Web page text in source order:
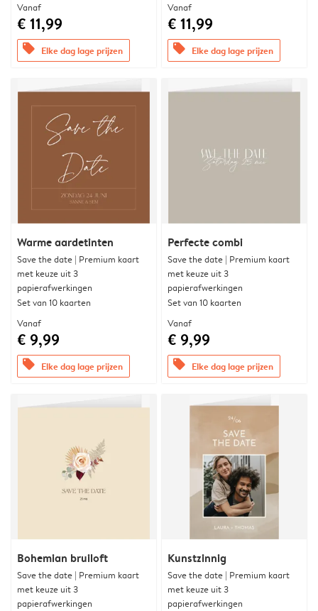
Vanaf
€ 11,99
offers Elke dag lage prijzen
Vanaf
€ 11,99
offers Elke dag lage prijzen
Warme aardetinten
Save the date | Premium kaart
met keuze uit 3
papierafwerkingen
Set van 10 kaarten
Vanaf
€ 9,99
offers Elke dag lage prijzen
Perfecte combi
Save the date | Premium kaart
met keuze uit 3
papierafwerkingen
Set van 10 kaarten
Vanaf
€ 9,99
offers Elke dag lage prijzen
Bohemian bruiloft
Save the date | Premium kaart
met keuze uit 3
papierafwerkingen
Kunstzinnig
Save the date | Premium kaart
met keuze uit 3
papierafwerkingen